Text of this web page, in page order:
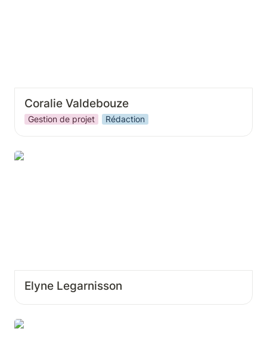
Coralie Valdebouze
Gestion de projet Rédaction
Elyne Legarnisson
Elyne Legarnisson
Marguerite Vatier